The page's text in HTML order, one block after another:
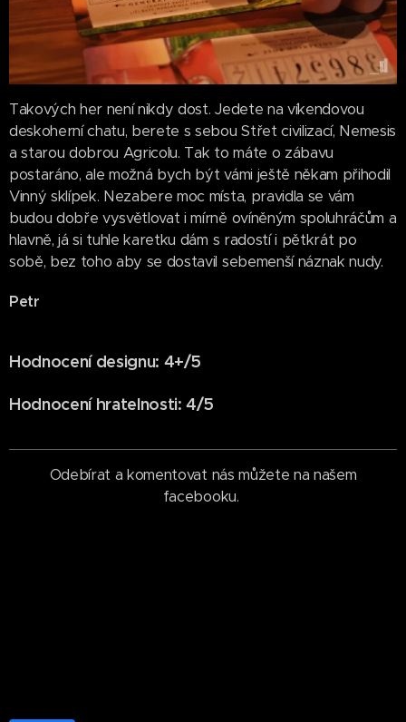
Takových her není nikdy dost. Jedete na víkendovou
deskoherní chatu, berete s sebou Střet civilizací, Nemesis
a starou dobrou Agricolu. Tak to máte o zábavu
postaráno, ale možná bych být vámi ještě někam přihodil
Vinný sklípek. Nezabere moc místa, pravidla se vám
budou dobře vysvětlovat i mírně ovíněným spoluhráčům a
hlavně, já si tuhle karetku dám s radostí i pětkrát po
sobě, bez toho aby se dostavil sebemenší náznak nudy.
Petr
Hodnocení designu: 4+/5
Hodnocení hratelnosti: 4/5
Odebírat a komentovat nás můžete na našem
facebooku.